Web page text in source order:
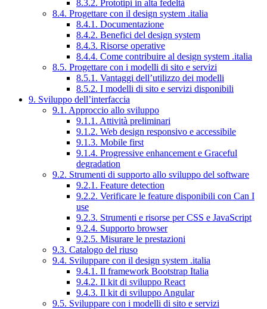
8.3.2. Prototipi in alta fedeltà
8.4. Progettare con il design system .italia
8.4.1. Documentazione
8.4.2. Benefici del design system
8.4.3. Risorse operative
8.4.4. Come contribuire al design system .italia
8.5. Progettare con i modelli di sito e servizi
8.5.1. Vantaggi dell’utilizzo dei modelli
8.5.2. I modelli di sito e servizi disponibili
9. Sviluppo dell’interfaccia
9.1. Approccio allo sviluppo
9.1.1. Attività preliminari
9.1.2. Web design responsivo e accessibile
9.1.3. Mobile first
9.1.4. Progressive enhancement e Graceful
degradation
9.2. Strumenti di supporto allo sviluppo del software
9.2.1. Feature detection
9.2.2. Verificare le feature disponibili con Can I
use
9.2.3. Strumenti e risorse per CSS e JavaScript
9.2.4. Supporto browser
9.2.5. Misurare le prestazioni
9.3. Catalogo del riuso
9.4. Sviluppare con il design system .italia
9.4.1. Il framework Bootstrap Italia
9.4.2. Il kit di sviluppo React
9.4.3. Il kit di sviluppo Angular
9.5. Sviluppare con i modelli di sito e servizi